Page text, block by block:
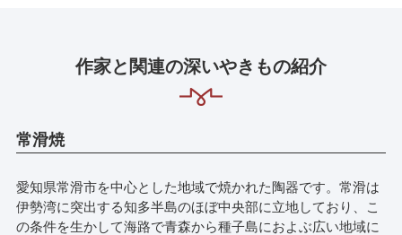
作家と関連の深いやきもの紹介
常滑焼
愛知県常滑市を中心とした地域で焼かれた陶器です。常滑は
伊勢湾に突出する知多半島のほぼ中央部に立地しており、こ
の条件を生かして海路で青森から種子島におよぶ広い地域に